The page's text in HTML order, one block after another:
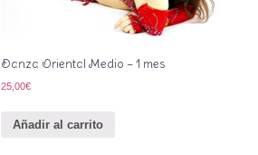
Danza Oriental Medio – 1 mes
25,00€
Añadir al carrito